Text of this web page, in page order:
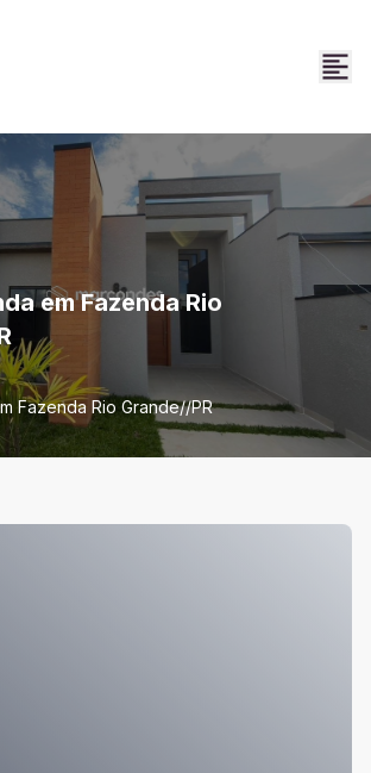
em Fazenda Rio
Fazenda Rio Grande//PR